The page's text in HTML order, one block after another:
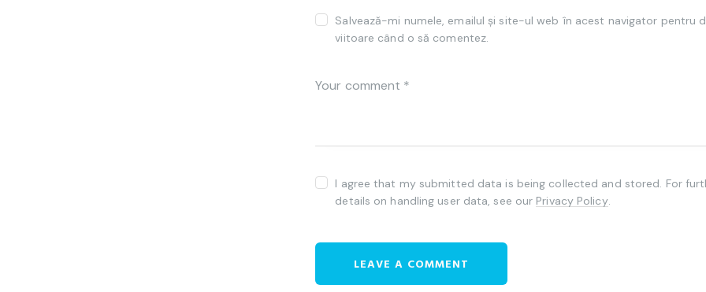
Salvează-mi numele, emailul și site-ul web în acest navigator pentru
viitoare când o să comentez.
I agree that my submitted data is being collected and stored. For
details on handling user data, see our Privacy Policy.